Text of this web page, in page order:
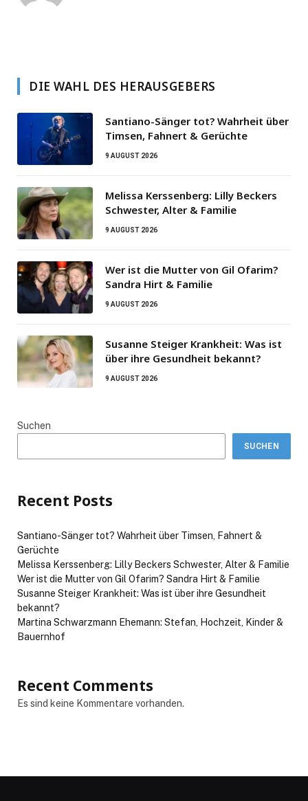
DIE WAHL DES HERAUSGEBERS
Santiano-Sänger tot? Wahrheit über
Timsen, Fahnert & Gerüchte
9 AUGUST 2026
Melissa Kerssenberg: Lilly Beckers
Schwester, Alter & Familie
9 AUGUST 2026
Wer ist die Mutter von Gil Ofarim?
Sandra Hirt & Familie
9 AUGUST 2026
Susanne Steiger Krankheit: Was ist
über ihre Gesundheit bekannt?
9 AUGUST 2026
Suchen
SUCHEN
Recent Posts
Santiano-Sänger tot? Wahrheit über Timsen, Fahnert &
Gerüchte
Melissa Kerssenberg: Lilly Beckers Schwester, Alter & Familie
Wer ist die Mutter von Gil Ofarim? Sandra Hirt & Familie
Susanne Steiger Krankheit: Was ist über ihre Gesundheit
bekannt?
Martina Schwarzmann Ehemann: Stefan, Hochzeit, Kinder &
Bauernhof
Recent Comments
Es sind keine Kommentare vorhanden.